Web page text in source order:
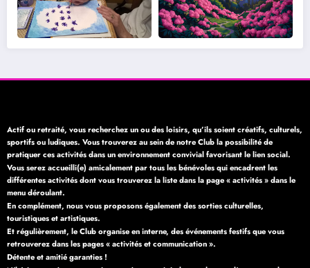
Actif ou retraité, vous recherchez un ou des loisirs, qu’ils soient créatifs, culturels,
sportifs ou ludiques. Vous trouverez au sein de notre Club la possibilité de
pratiquer ces activités dans un environnement convivial favorisant le lien social.
Vous serez accueilli(e) amicalement par tous les bénévoles qui encadrent les
différentes activités dont vous trouverez la liste dans la page « activités » dans le
menu déroulant.
En complément, nous vous proposons également des sorties culturelles,
touristiques et artistiques.
Et régulièrement, le Club organise en interne, des événements festifs que vous
retrouverez dans les pages « activités et communication ».
Détente et amitié garanties !